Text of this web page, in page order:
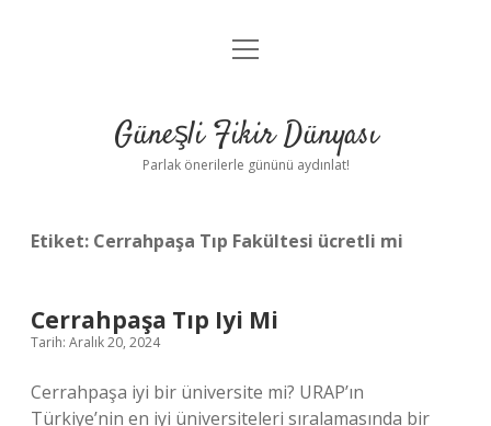
Anasayfa
Yasal Uyarı
menüyü
Güneşli Fikir Dünyası
Parlak önerilerle gününü aydınlat!
Etiket: Cerrahpaşa Tıp Fakültesi ücretli mi
Cerrahpaşa Tıp Iyi Mi
Tarih: Aralık 20, 2024
Cerrahpaşa iyi bir üniversite mi? URAP’ın
Türkiye’nin en iyi üniversiteleri sıralamasında bir